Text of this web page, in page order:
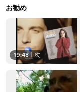
お勧め
19:48 | 次